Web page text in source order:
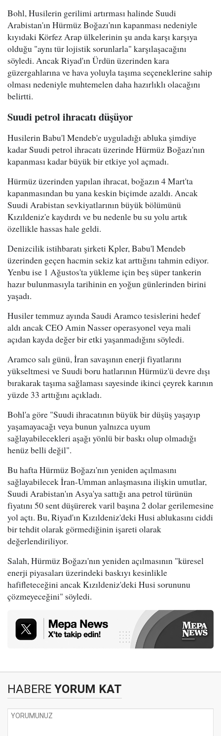
Bohl, Husilerin gerilimi artırması halinde Suudi
Arabistan'ın Hürmüz Boğazı'nın kapanması nedeniyle
kıyıdaki Körfez Arap ülkelerinin şu anda karşı karşıya
olduğu "aynı tür lojistik sorunlarla" karşılaşacağını
söyledi. Ancak Riyad'ın Ürdün üzerinden kara
güzergahlarına ve hava yoluyla taşıma seçeneklerine sahip
olması nedeniyle muhtemelen daha hazırlıklı olacağını
belirtti.
Suudi petrol ihracatı düşüyor
Husilerin Babu'l Mendeb'e uyguladığı abluka şimdiye
kadar Suudi petrol ihracatı üzerinde Hürmüz Boğazı'nın
kapanması kadar büyük bir etkiye yol açmadı.
Hürmüz üzerinden yapılan ihracat, boğazın 4 Mart'ta
kapanmasından bu yana keskin biçimde azaldı. Ancak
Suudi Arabistan sevkiyatlarının büyük bölümünü
Kızıldeniz'e kaydırdı ve bu nedenle bu su yolu artık
özellikle hassas hale geldi.
Denizcilik istihbaratı şirketi Kpler, Babu'l Mendeb
üzerinden geçen hacmin sekiz kat arttığını tahmin ediyor.
Yenbu ise 1 Ağustos'ta yükleme için beş süper tankerin
hazır bulunmasıyla tarihinin en yoğun günlerinden birini
yaşadı.
Husiler temmuz ayında Saudi Aramco tesislerini hedef
aldı ancak CEO Amin Nasser operasyonel veya mali
açıdan kayda değer bir etki yaşanmadığını söyledi.
Aramco salı günü, İran savaşının enerji fiyatlarını
yükseltmesi ve Suudi boru hatlarının Hürmüz'ü devre dışı
bırakarak taşıma sağlaması sayesinde ikinci çeyrek karının
yüzde 33 arttığını açıkladı.
Bohl'a göre "Suudi ihracatının büyük bir düşüş yaşayıp
yaşamayacağı veya bunun yalnızca uyum
sağlayabilecekleri aşağı yönlü bir baskı olup olmadığı
henüz belli değil".
Bu hafta Hürmüz Boğazı'nın yeniden açılmasını
sağlayabilecek İran-Umman anlaşmasına ilişkin umutlar,
Suudi Arabistan'ın Asya'ya sattığı ana petrol türünün
fiyatını 50 sent düşürerek varil başına 2 dolar gerilemesine
yol açtı. Bu, Riyad'ın Kızıldeniz'deki Husi ablukasını ciddi
bir tehdit olarak görmediğinin işareti olarak
değerlendiriliyor.
Salah, Hürmüz Boğazı'nın yeniden açılmasının "küresel
enerji piyasaları üzerindeki baskıyı kesinlikle
hafifleteceğini ancak Kızıldeniz'deki Husi sorununu
çözmeyeceğini" söyledi.
HABERE YORUM KAT